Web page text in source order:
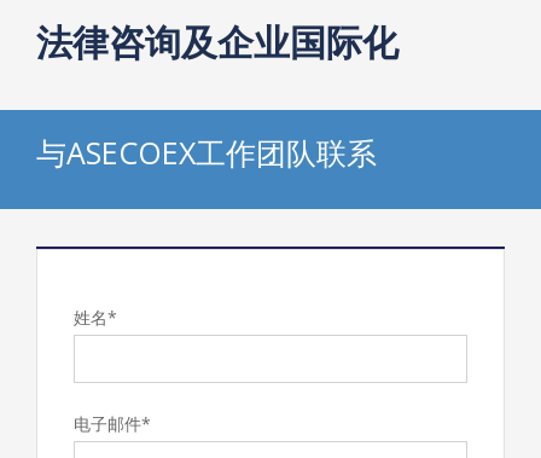
法律咨询及企业国际化
与ASECOEX工作团队联系
姓名*
电子邮件*